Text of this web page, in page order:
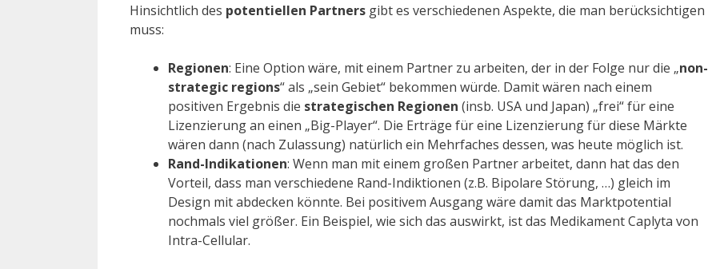
Hinsichtlich des potentiellen Partners gibt es verschiedenen Aspekte, die man berücksichtigen
muss:
Regionen: Eine Option wäre, mit einem Partner zu arbeiten, der in der Folge nur die „non-
strategic regions“ als „sein Gebiet“ bekommen würde. Damit wären nach einem
positiven Ergebnis die strategischen Regionen (insb. USA und Japan) „frei“ für eine
Lizenzierung an einen „Big-Player“. Die Erträge für eine Lizenzierung für diese Märkte
wären dann (nach Zulassung) natürlich ein Mehrfaches dessen, was heute möglich ist.
Rand-Indikationen: Wenn man mit einem großen Partner arbeitet, dann hat das den
Vorteil, dass man verschiedene Rand-Indiktionen (z.B. Bipolare Störung, …) gleich im
Design mit abdecken könnte. Bei positivem Ausgang wäre damit das Marktpotential
nochmals viel größer. Ein Beispiel, wie sich das auswirkt, ist das Medikament Caplyta von
Intra-Cellular.